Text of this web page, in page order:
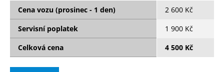
Cena vozu (prosinec - 1 den)
2 600 Kč
Servisní poplatek
1 900 Kč
Celková cena
4 500 Kč